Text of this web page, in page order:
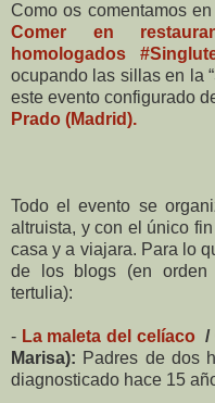
Como os comentamos
Comer en
homologados
ocupando las sillas en la
este evento configurado
Prado (Madrid).
Todo el evento se
altruista, y con el único
casa y a viajara. Para lo
de los blogs (en
tertulia):
- La maleta del celíaco/
Marisa): Padres de dos
diagnosticado hace 15